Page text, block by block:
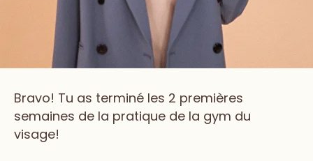
Bravo! Tu as terminé les 2 premières
semaines de la pratique de la gym du
visage!